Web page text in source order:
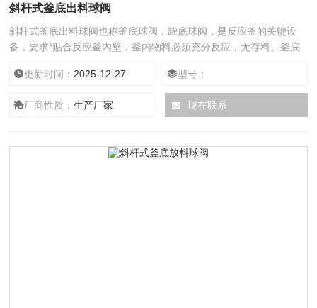
斜杆式釜底出料球阀
斜杆式釜底出料球阀也称釜底球阀，罐底球阀，是反应釜的关键设
备，要求*贴合反应釜内壁，釜内物料必须充分反应，无存料。釜底
程。更新时间： 2025-12-27 型号：
厂商性质：生产厂家 现在联系